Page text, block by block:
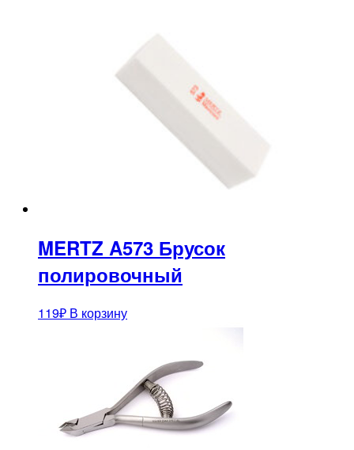
MERTZ A573 Брусок
полировочный
119₽ В корзину